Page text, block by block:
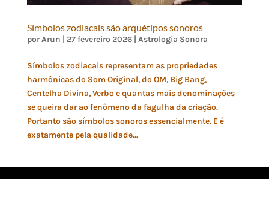
Símbolos zodiacais são arquétipos sonoros
porArun | 27 fevereiro 2026| Astrologia Sonora
Símbolos zodiacais representam as propriedades
harmônicas do Som Original, do OM, Big Bang,
Centelha Divina, Verbo e quantas mais denominações
se queira dar ao fenômeno da fagulha da criação.
Portanto são símbolos sonoros essencialmente. E é
exatamente pela qualidade...